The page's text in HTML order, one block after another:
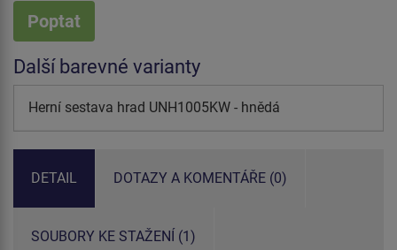
Poptat
Další barevné varianty
Herní sestava hrad UNH1005KW - hnědá
DETAIL DOTAZY A KOMENTÁŘE (0)
SOUBORY KE STAŽENÍ (1)